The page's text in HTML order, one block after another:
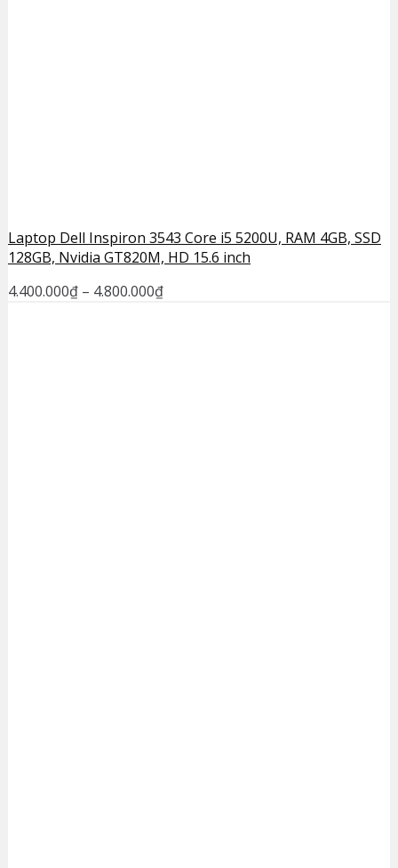
Laptop Dell Inspiron 3543 Core i5 5200U, RAM 4GB, SSD
128GB, Nvidia GT820M, HD 15.6 inch
4.400.000₫ – 4.800.000₫